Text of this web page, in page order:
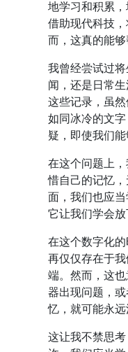
地学习和积累
借助现代科技
而，这真的能
我曾经尝试过
闻，还是日常
这些记录，虽
如同冰冷的文
疑，即使我们
在这个问题上
惜自己的记忆
面，我们也应
它让我们学会放
在这个数字化
再仅仅存在于
端。然而，这
器出现问题，
忆，就可能永远
这让我不禁思